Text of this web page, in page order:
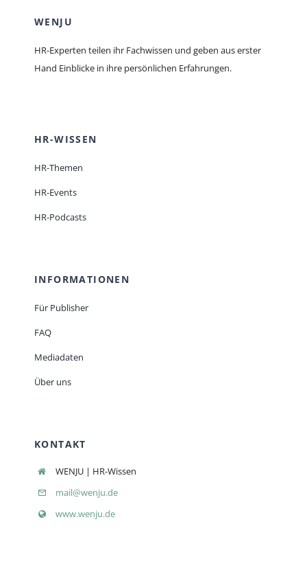
WENJU
HR-Experten teilen ihr Fachwissen und geben aus erster
Hand Einblicke in ihre persönlichen Erfahrungen.
HR-WISSEN
HR-Themen
HR-Events
HR-Podcasts
INFORMATIONEN
Für Publisher
FAQ
Mediadaten
Über uns
KONTAKT
WENJU | HR-Wissen
mail@wenju.de
www.wenju.de